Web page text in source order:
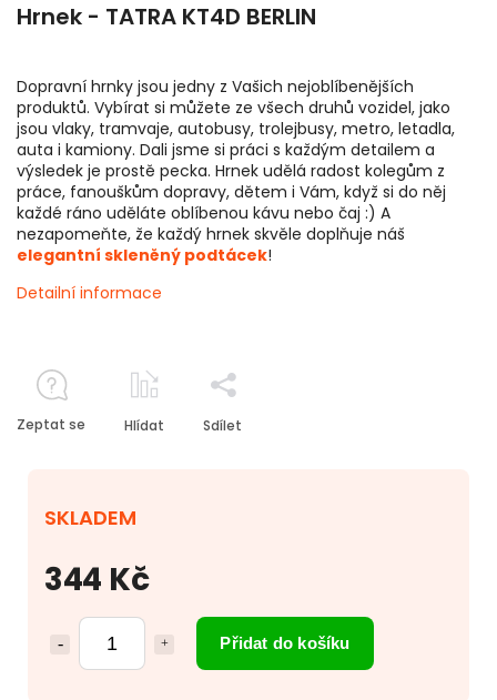
Hrnek - TATRA KT4D BERLIN
344 Kč
Přidat do košíku
SKLADEM
Dopravní hrnky jsou jedny z Vašich nejoblíbenějších
produktů. Vybírat si můžete ze všech druhů vozidel, jako
jsou vlaky, tramvaje, autobusy, trolejbusy, metro, letadla,
auta i kamiony. Dali jsme si práci s každým detailem a
výsledek je prostě pecka. Hrnek udělá radost kolegům z
práce, fanouškům dopravy, dětem i Vám, když si do něj
každé ráno uděláte oblíbenou kávu nebo čaj :) A
nezapomeňte, že každý hrnek skvěle doplňuje náš
elegantní skleněný podtácek!
Detailní informace
Zeptat se Hlídat Sdílet